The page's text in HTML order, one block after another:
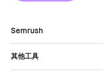
Semrush
其他工具